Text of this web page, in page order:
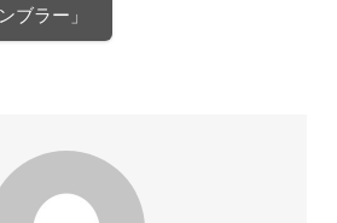
ブラー」